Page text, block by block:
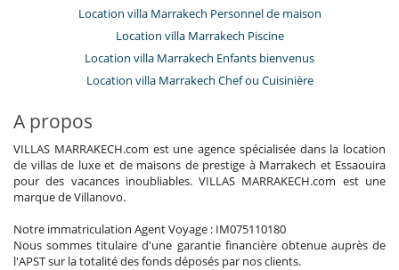
Location villa Marrakech Personnel de maison
Location villa Marrakech Piscine
Location villa Marrakech Enfants bienvenus
Location villa Marrakech Chef ou Cuisinière
A propos
VILLAS MARRAKECH.com est une agence spécialisée dans la location
de villas de luxe et de maisons de prestige à Marrakech et Essaouira
pour des vacances inoubliables. VILLAS MARRAKECH.com est une
marque de Villanovo.
Notre immatriculation Agent Voyage : IM075110180
Nous sommes titulaire d'une garantie financière obtenue auprès de
l'APST sur la totalité des fonds déposés par nos clients.